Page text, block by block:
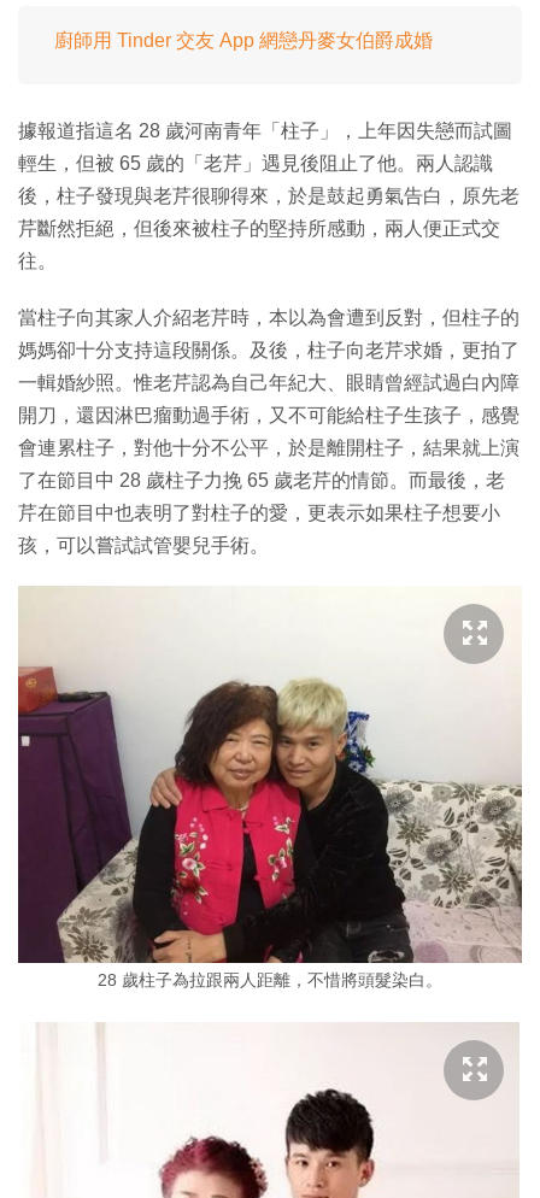
廚師用 Tinder 交友 App 網戀丹麥女伯爵成婚
據報道指這名 28 歲河南青年「柱子」，上年因失戀而試圖
輕生，但被 65 歲的「老芹」遇見後阻止了他。兩人認識
後，柱子發現與老芹很聊得來，於是鼓起勇氣告白，原先老
芹斷然拒絕，但後來被柱子的堅持所感動，兩人便正式交
往。
當柱子向其家人介紹老芹時，本以為會遭到反對，但柱子的
媽媽卻十分支持這段關係。及後，柱子向老芹求婚，更拍了
一輯婚紗照。惟老芹認為自己年紀大、眼睛曾經試過白內障
開刀，還因淋巴瘤動過手術，又不可能給柱子生孩子，感覺
會連累柱子，對他十分不公平，於是離開柱子，結果就上演
了在節目中 28 歲柱子力挽 65 歲老芹的情節。而最後，老
芹在節目中也表明了對柱子的愛，更表示如果柱子想要小
孩，可以嘗試試管嬰兒手術。
28 歲柱子為拉跟兩人距離，不惜將頭髮染白。